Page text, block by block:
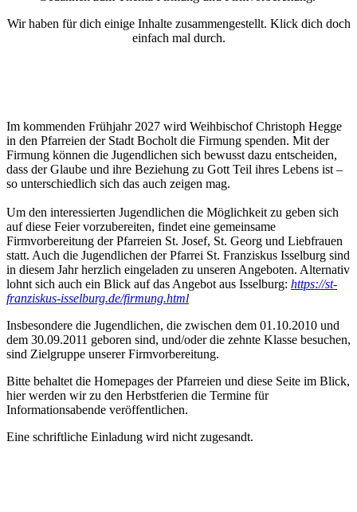
Wir haben für dich einige Inhaltezusammengestellt. Klick dich doch
einfach mal durch.
Im kommenden Frühjahr 2027 wird Weihbischof Christoph Hegge
in den Pfarreien der Stadt Bocholt die Firmung spenden. Mit der
Firmung können die Jugendlichen sich bewusst dazu entscheiden,
dass der Glaube und ihre Beziehung zu Gott Teil ihres Lebens ist –
so unterschiedlich sich das auch zeigen mag.
Um den interessierten Jugendlichen die Möglichkeit zu geben sich
auf diese Feier vorzubereiten, findet eine gemeinsame
Firmvorbereitung der Pfarreien St. Josef, St. Georg und Liebfrauen
statt. Auch die Jugendlichen der Pfarrei St. Franziskus Isselburg sind
in diesem Jahr herzlich eingeladen zu unseren Angeboten. Alternativ
lohnt sich auch ein Blick auf das Angebot aus Isselburg: https://st-
franziskus-isselburg.de/firmung.html
Insbesondere die Jugendlichen, die zwischen dem 01.10.2010 und
dem 30.09.2011 geboren sind, und/oder die zehnte Klasse besuchen,
sind Zielgruppe unserer Firmvorbereitung.
Bitte behaltet die Homepages der Pfarreien und diese Seite im Blick,
hier werden wir zu den Herbstferien die Termine für
Informationsabende veröffentlichen.
Eine schriftliche Einladung wird nicht zugesandt.